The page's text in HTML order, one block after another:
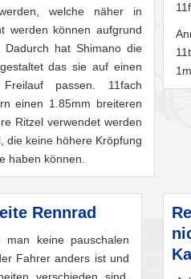
welche näher in
werden können aufgrund
hat Shimano die
das sie auf einen
passen. 11fach
einen 1.85mm breiteren
Ritzel verwendet werden
die keine höhere Kröpfung
haben können.
Rennrad
keine pauschalen
Fahrer anders ist und